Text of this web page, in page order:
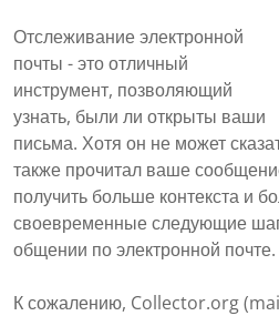
Отслеживание электронной
почты - это отличный
инструмент, позволяющий
узнать, были ли открыты ваши
письма. Хотя он не может
также прочитал ваше
получить больше контекста и
своевременные следующие
общении по электронной почте.
К сожалению, Collector.org